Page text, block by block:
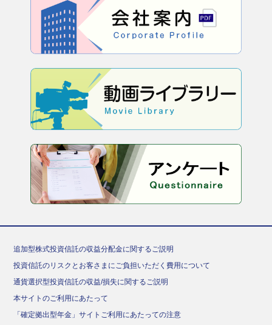
追加型株式投資信託の収益分配金に関するご説明
投資信託のリスクとお客さまにご負担いただく費用について
通貨選択型投資信託の収益/損失に関するご説明
本サイトのご利用にあたって
「確定拠出型年金」サイトご利用にあたっての注意